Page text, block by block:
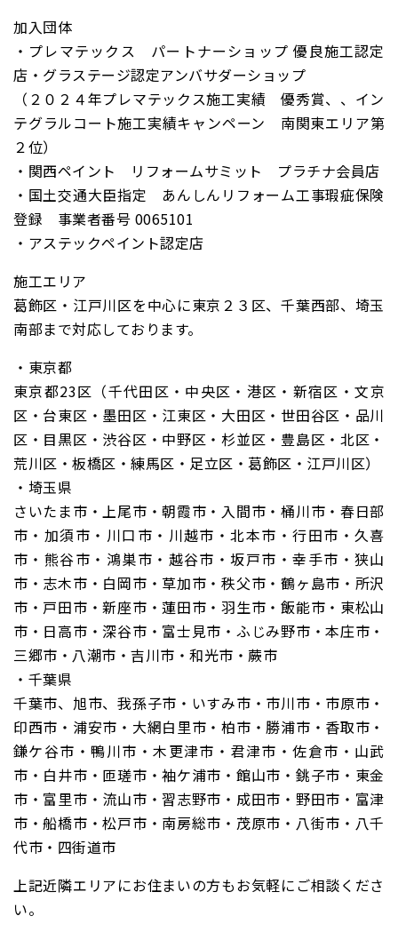
加入団体
・プレマテックス パートナーショップ 優良施工認定
店・グラステージ認定アンバサダーショップ
（２０２４年プレマテックス施工実績 優秀賞、、イン
テグラルコート施工実績キャンペーン 南関東エリア第
２位）
・関西ペイント リフォームサミット プラチナ会員店
・国土交通大臣指定 あんしんリフォーム工事瑕疵保険
登録 事業者番号 0065101
・アステックペイント認定店
施工エリア
葛飾区・江戸川区を中心に東京２３区、千葉西部、埼玉
南部まで対応しております。
・東京都
東京都23区（千代田区・中央区・港区・新宿区・文京
区・台東区・墨田区・江東区・大田区・世田谷区・品川
区・目黒区・渋谷区・中野区・杉並区・豊島区・北区・
荒川区・板橋区・練馬区・足立区・葛飾区・江戸川区）
・埼玉県
さいたま市・上尾市・朝霞市・入間市・桶川市・春日部
市・加須市・川口市・川越市・北本市・行田市・久喜
市・熊谷市・鴻巣市・越谷市・坂戸市・幸手市・狭山
市・志木市・白岡市・草加市・秩父市・鶴ヶ島市・所沢
市・戸田市・新座市・蓮田市・羽生市・飯能市・東松山
市・日高市・深谷市・富士見市・ふじみ野市・本庄市・
三郷市・八潮市・吉川市・和光市・蕨市
・千葉県
千葉市、旭市、我孫子市・いすみ市・市川市・市原市・
印西市・浦安市・大網白里市・柏市・勝浦市・香取市・
鎌ケ谷市・鴨川市・木更津市・君津市・佐倉市・山武
市・白井市・匝瑳市・袖ケ浦市・館山市・銚子市・東金
市・富里市・流山市・習志野市・成田市・野田市・富津
市・船橋市・松戸市・南房総市・茂原市・八街市・八千
代市・四街道市
上記近隣エリアにお住まいの方もお気軽にご相談くださ
い。